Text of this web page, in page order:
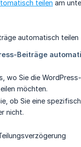
teilen am
wo Sie die
möchten.
ob Sie eine
nicht.